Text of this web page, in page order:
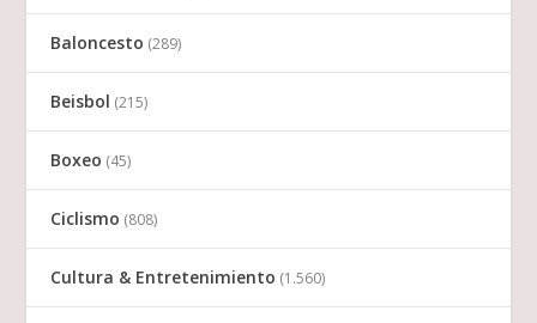
Baloncesto (289)
Beisbol (215)
Boxeo (45)
Ciclismo (808)
Cultura & Entretenimiento (1.560)